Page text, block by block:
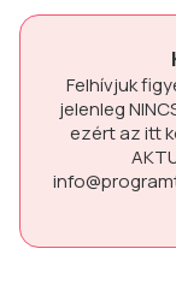
Felhívjuk
jelenleg
ezért az itt